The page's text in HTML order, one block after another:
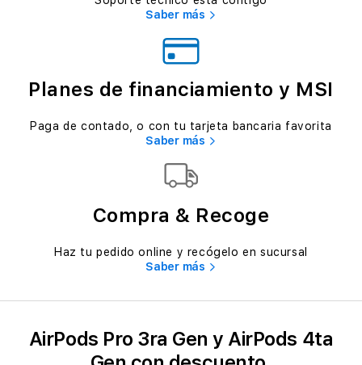
Saber más
Planes de financiamiento y MSI
Paga de contado, o con tu tarjeta bancaria favorita
Saber más
Compra & Recoge
Haz tu pedido online y recógelo en sucursal
Saber más
AirPods Pro 3ra Gen y AirPods 4ta